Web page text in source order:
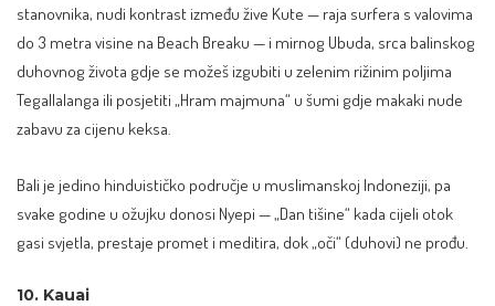
stanovnika, nudi kontrast između žive Kute — raja surfera s valovima
do 3 metra visine na Beach Breaku — i mirnog Ubuda, srca balinskog
duhovnog života gdje se možeš izgubiti u zelenim rižinim poljima
Tegallalanga ili posjetiti „Hram majmuna“ u šumi gdje makaki nude
zabavu za cijenu keksa.
Bali je jedino hinduističko područje u muslimanskoj Indoneziji, pa
svake godine u ožujku donosi Nyepi — „Dan tišine“ kada cijeli otok
gasi svjetla, prestaje promet i meditira, dok „oči“ (duhovi) ne prođu.
10. Kauai